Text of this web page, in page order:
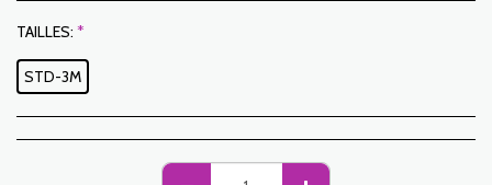
TAILLES: *
STD-3M